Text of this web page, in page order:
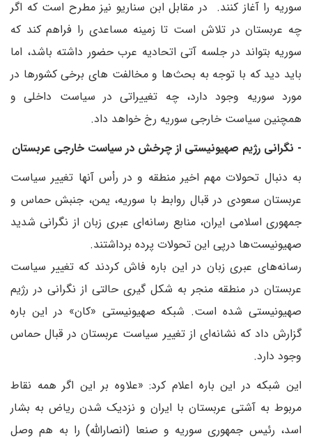
سوریه را آغاز کنند. در مقابل ابن سناریو نیز مطرح است که اگر
چه عربستان در تلاش است تا زمینه مساعدی را فراهم کند که
سوریه بتواند در جلسه آتی اتحادیه عرب حضور داشته باشد، اما
باید دید که با توجه به بحث‌ها و مخالفت های برخی کشورها در
مورد سوریه وجود دارد، چه تغییراتی در سیاست داخلی و
همچنین سیاست خارجی سوریه رخ خواهد داد.
- نگرانی رژیم صهیونیستی از چرخش در سیاست خارجی عربستان
به دنبال تحولات مهم اخیر منطقه و در رأس آنها تغییر سیاست
عربستان سعودی در قبال روابط با سوریه، یمن، جنبش حماس و
جمهوری اسلامی ایران، منابع رسانه‌ای عبری زبان از نگرانی شدید
صهیونیست‌ها درپی این تحولات پرده برداشتند.
رسانه‌های عبری زبان در این باره فاش کردند که تغییر سیاست
عربستان در منطقه منجر به شکل گیری حالتی از نگرانی در رژیم
صهیونیستی شده است. شبکه صهیونیستی «کان» در این باره
گزارش داد که نشانه‌ای از تغییر سیاست عربستان در قبال حماس
وجود دارد.
این شبکه در این باره اعلام کرد: «علاوه بر این اگر همه نقاط
مربوط به آشتی عربستان با ایران و نزدیک شدن ریاض به بشار
اسد، رئیس ‌جمهوری سوریه و صنعا (انصارالله) را به هم وصل